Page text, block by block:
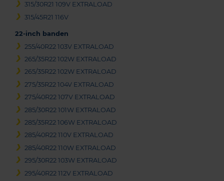
315/30R21 109V EXTRALOAD
315/45R21 116V
22-inch banden
255/40R22 103V EXTRALOAD
265/35R22 102W EXTRALOAD
265/35R22 102W EXTRALOAD
275/35R22 104V EXTRALOAD
275/40R22 107V EXTRALOAD
285/30R22 101W EXTRALOAD
285/35R22 106W EXTRALOAD
285/40R22 110V EXTRALOAD
285/40R22 110W EXTRALOAD
295/30R22 103W EXTRALOAD
295/40R22 112V EXTRALOAD